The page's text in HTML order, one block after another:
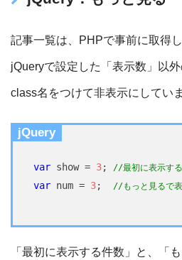
記事一覧は、PHPで事前に取得
jQueryで設定した「表示数」以
class名をつけて非表示にしていま
jQuery
var show = 3; //最初に表示す
var num = 3; //もっと見るで
「最初に表示する件数」と、「